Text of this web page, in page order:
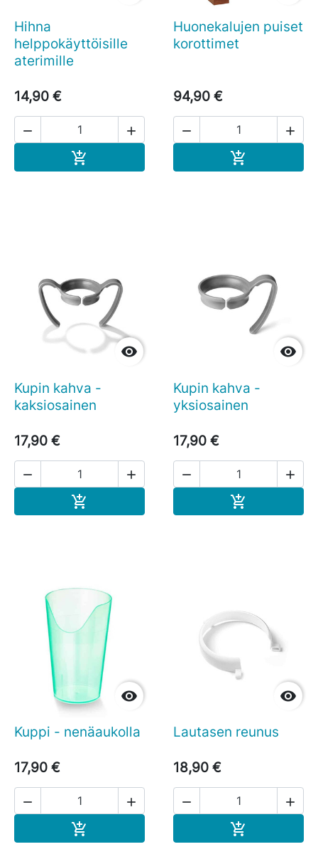
Hihna
helppokäyttöisille
aterimille
14,90 €
 

Huonekalujen puiset
korottimet
94,90 €
 


Kupin kahva -
kaksiosainen
17,90 €
 


Kupin kahva -
yksiosainen
17,90 €
 


Kuppi - nenäaukolla
17,90 €
 


Lautasen reunus
18,90 €
 
